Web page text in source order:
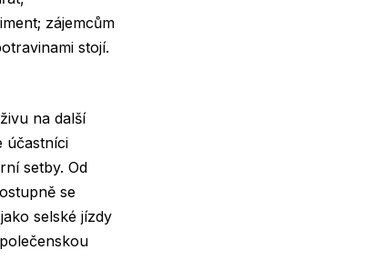
zájemcům
stojí.
na další
účastníci
setby. Od
se
selské jízdy